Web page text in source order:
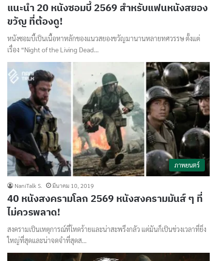
แนะนำ 20 หนังซอมบี้ 2569 สำหรับแฟนหนังสยอง
ขวัญ ที่ต้องดู!
หนังซอมบี้เป็นเนื้อหาหลักของแนวสยองขวัญมานานหลายทศวรรษ ตั้งแต่
เรื่อง “Night of the Living Dead…
ภาพยนตร์
NaniTalk S. มีนาคม 10, 2019
40 หนังสงครามโลก 2569 หนังสงครามมันส์ ๆ ที่
ไม่ควรพลาด!
สงครามเป็นเหตุการณ์ที่โหดร้ายและน่าสะพรึงกลัว แต่มันก็เป็นช่วงเวลาที่ยิ่ง
ใหญ่ที่สุดและน่าจดจำที่สุดส…